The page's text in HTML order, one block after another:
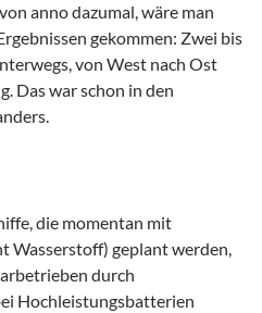
anno dazumal, wäre man
gekommen: Zwei bis
von West nach Ost
Das war schon in den
die momentan mit
Wasserstoff) geplant werden,
durch
Hochleistungsbatterien